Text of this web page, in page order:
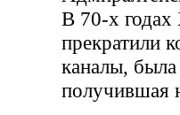
В 70-х годах
прекратили
каналы,
получившая